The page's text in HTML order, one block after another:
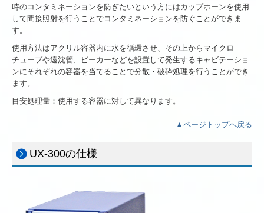
時のコンタミネーションを防ぎたいという方にはカップホーンを使用
して間接照射を行うことでコンタミネーションを防ぐことができま
す。
使用方法はアクリル容器内に水を循環させ、その上からマイクロ
チューブや遠沈管、ビーカーなどを設置して発生するキャビテーショ
ンにそれぞれの容器を当てることで分散・破砕処理を行うことができ
ます。
目安処理量：使用する容器に対して異なります。
▲ページトップへ戻る
UX-300の仕様